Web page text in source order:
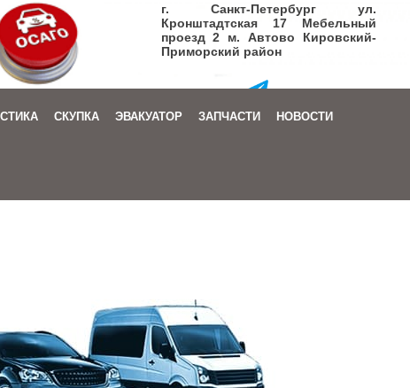
г. Санкт-Петербург ул.
Кронштадтская 17 Мебельный
проезд 2 м. Автово Кировский-
Приморский район
+7 (905) 206-08-72
+7 (905) 206-08-72
СКУПКА ЭВАКУАТОР ЗАПЧАСТИ НОВОСТИ